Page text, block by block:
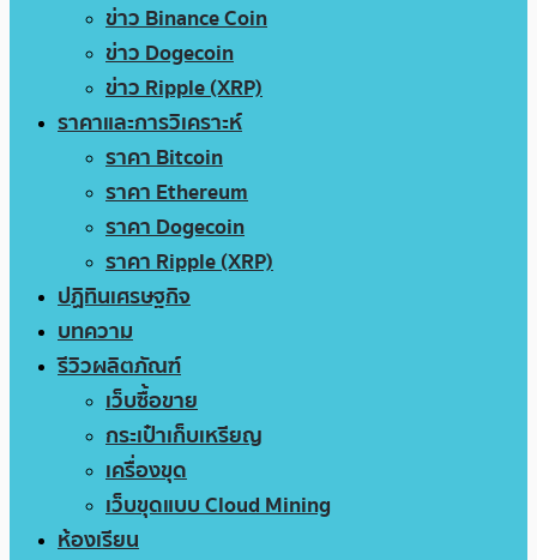
ข่าว Binance Coin
ข่าว Dogecoin
ข่าว Ripple (XRP)
ราคาและการวิเคราะห์
ราคา Bitcoin
ราคา Ethereum
ราคา Dogecoin
ราคา Ripple (XRP)
ปฏิทินเศรษฐกิจ
บทความ
รีวิวผลิตภัณฑ์
เว็บซื้อขาย
กระเป๋าเก็บเหรียญ
เครื่องขุด
เว็บขุดแบบ Cloud Mining
ห้องเรียน